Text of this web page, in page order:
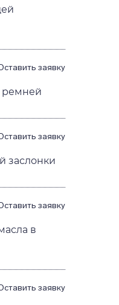
заявку
ремней
заявку
заслонки
заявку
в
заявку